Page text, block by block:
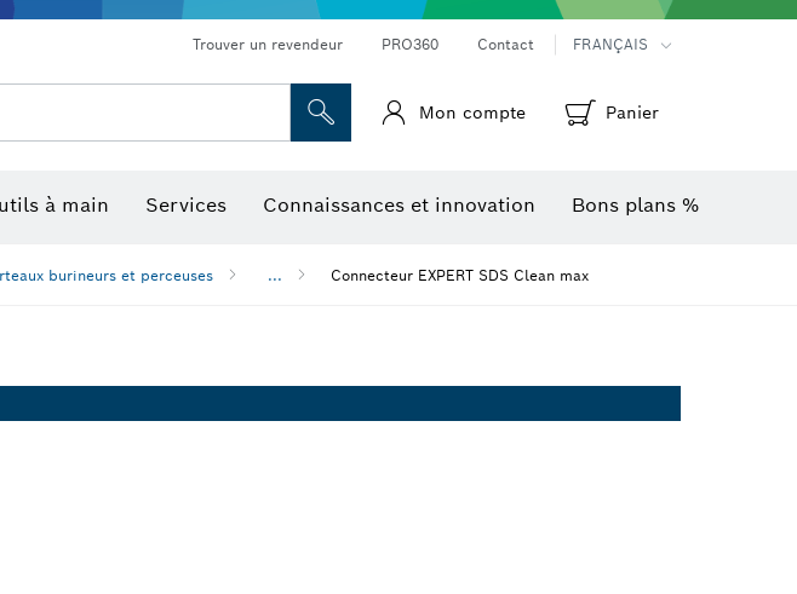
Trouver un revendeur PRO360 Contact FRANÇAIS
Mon compte Panier
à main Services Connaissances et innovation Bons plans %
burineurs et perceuses ... Connecteur EXPERT SDS Clean max